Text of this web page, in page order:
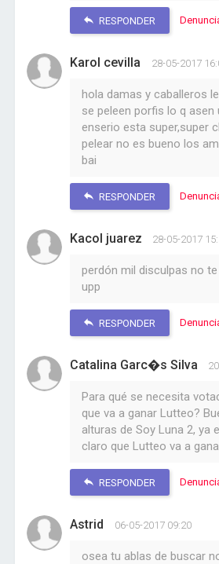
RESPONDER
Karol cevilla 28-05-2017
hola damas y caballeros
se peleen porfis lo q asen
enserio esta super,super
pelear no es bueno los
bai
RESPONDER
Kacol juarez 28-05-2017
perdón mil disculpas no
upp
RESPONDER
Catalina Garc�s Silva
Para qué se necesita
que va a ganar Lutteo?
alturas de Soy Luna 2, ya
claro que Lutteo va a
RESPONDER
Astrid 06-05-2017 09:20
osea tu ablas de buscar